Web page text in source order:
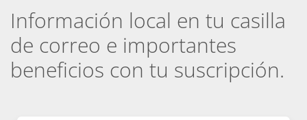
Información local en tu casilla
de correo e importantes
beneficios con tu suscripción.